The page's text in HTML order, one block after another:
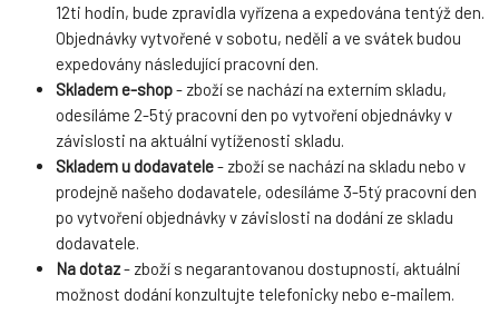
12ti hodin, bude zpravidla vyřízena a expedována tentýž den.
Objednávky vytvořené v sobotu, neděli a ve svátek budou
expedovány následující pracovní den.
Skladem e-shop- zboží se nachází na externím skladu,
odesíláme 2-5tý pracovní den po vytvoření objednávky v
závislosti na aktuální vytíženosti skladu.
Skladem u dodavatele- zboží se nachází na skladu nebo v
prodejně našeho dodavatele, odesíláme 3-5tý pracovní den
po vytvoření objednávky v závislosti na dodání ze skladu
dodavatele.
Na dotaz- zboží s negarantovanou dostupností, aktuální
možnost dodání konzultujte telefonicky nebo e-mailem.